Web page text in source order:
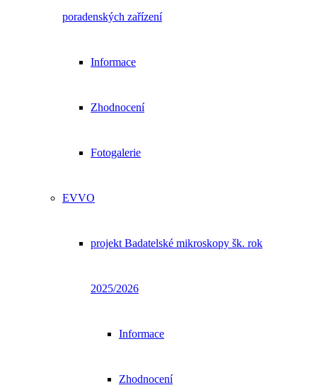
poradenských zařízení
Informace
Zhodnocení
Fotogalerie
EVVO
projekt Badatelské mikroskopy šk. rok
2025/2026
Informace
Zhodnocení